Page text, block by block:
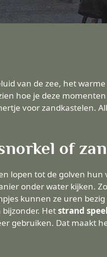
van de zee, het
hoe je deze
voor zandkastelen.
of
lopen tot de golven hun
onder water kijken.
kunnen ze uren
Hetstrand
gebruiken. Dat maakt